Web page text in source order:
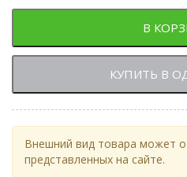
В
КУПИТЬ В
Внешний вид товара может
представленных на сайте.